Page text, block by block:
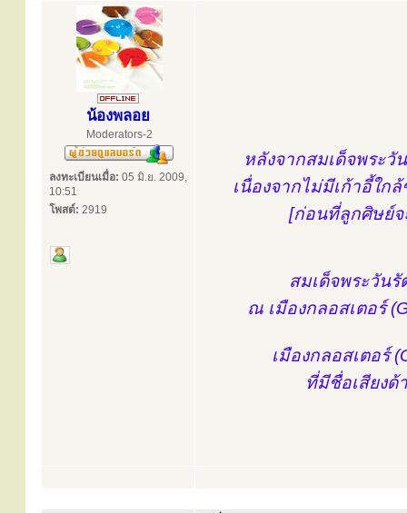
น้องพลอย
Moderators-2
ลงทะเบียนเมื่อ: 05 มิ.ย. 2009,
10:51
โพสต์: 2919
หลังจากสมเด็จพระ
เนื่องจากไม่มีเก้าอี้ใก
[ก่อนที่ลูกศิษย์
สมเด็จพระวัน
ณ เมืองกลอสเตอร์
เมืองกลอสเตอร์
ที่มีชื่อเสียงด้